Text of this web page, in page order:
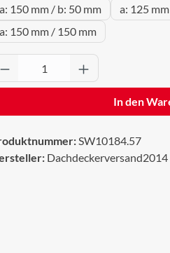
a: 150 mm / b: 50 mm
a: 125
a: 150 mm / 150 mm
Produkt Anzahl: Gib
In den
SW10184.57
Dachdeckerversand2014